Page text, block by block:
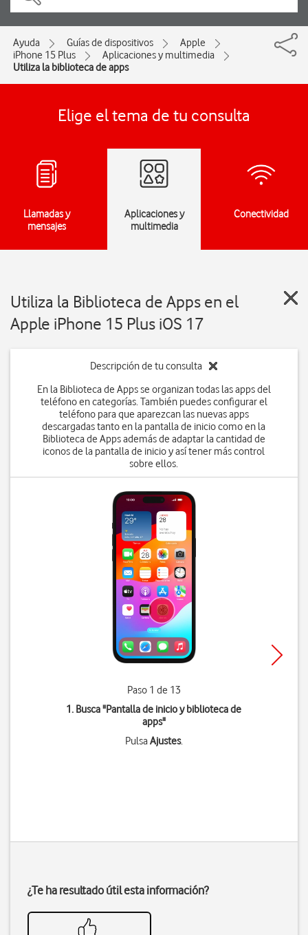
Ayuda Guías de dispositivos
Apple
iPhone 15 Plus
Aplicaciones y multimedia
Utiliza la biblioteca de apps
Elige el tema de tu consulta
Llamadas y
mensajes
Aplicaciones y
multimedia
Conectividad
Utiliza la Biblioteca de Apps en el
Apple iPhone 15 Plus iOS 17
Descripción de tu consulta
En la Biblioteca de Apps se organizan todas las apps del
teléfono en categorías. También puedes configurar el
teléfono para que aparezcan las nuevas apps
descargadas tanto en la pantalla de inicio como en la
Biblioteca de Apps además de adaptar la cantidad de
iconos de la pantalla de inicio y así tener más control
sobre ellos.
Paso 1 de 13
1. Busca "Pantalla de inicio y biblioteca de
apps"
PulsaAjustes.
¿Te ha resultado útil esta información?